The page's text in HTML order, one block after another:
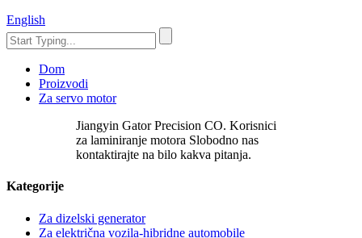
English
Dom
Proizvodi
Za servo motor
Jiangyin Gator Precision CO. Korisnici
za laminiranje motora Slobodno nas
kontaktirajte na bilo kakva pitanja.
Kategorije
Za dizelski generator
Za električna vozila-hibridne automobile